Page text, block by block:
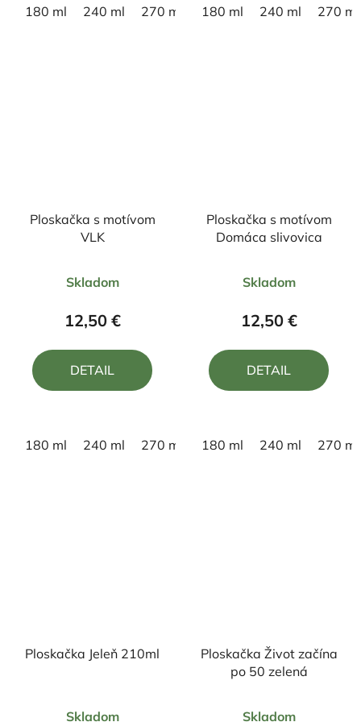
180 ml 240 ml 270 ml 180 ml 240 ml 270 ml
Ploskačka s motívom
VLK
hodnotenie
produktu
z
Skladom
12,50 €
DETAIL
180 ml 240 ml 270 ml
Ploskačka s motívom
Domáca slivovica
hodnotenie
produktu
z
Skladom
12,50 €
DETAIL
180 ml 240 ml 270 ml
Ploskačka Jeleň 210ml
Skladom
Ploskačka Život začína
po 50 zelená
Skladom